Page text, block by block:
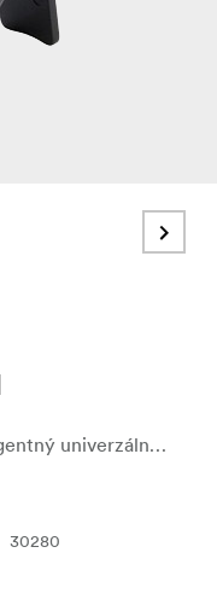
Držiak na smartfón Velbon je inteligentný univerzálny držiak pre váš mobilný telefón. Možno ho ľahko pripevniť na akýkoľvek fotografický alebo video statív so štandardným ¼" závitom alebo ho môžete rozložiť a položiť na stôl. Držiak je vhodný pre telefóny so šírkou do 85 mm.
30280